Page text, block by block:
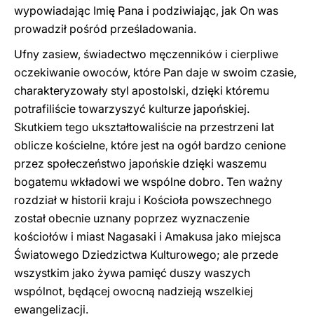
wypowiadając Imię Pana i podziwiając, jak On was
prowadził pośród prześladowania.
Ufny zasiew, świadectwo męczenników i cierpliwe
oczekiwanie owoców, które Pan daje w swoim czasie,
charakteryzowały styl apostolski, dzięki któremu
potrafiliście towarzyszyć kulturze japońskiej.
Skutkiem tego ukształtowaliście na przestrzeni lat
oblicze kościelne, które jest na ogół bardzo cenione
przez społeczeństwo japońskie dzięki waszemu
bogatemu wkładowi we wspólne dobro. Ten ważny
rozdział w historii kraju i Kościoła powszechnego
został obecnie uznany poprzez wyznaczenie
kościołów i miast Nagasaki i Amakusa jako miejsca
Światowego Dziedzictwa Kulturowego; ale przede
wszystkim jako żywa pamięć duszy waszych
wspólnot, będącej owocną nadzieją wszelkiej
ewangelizacji.